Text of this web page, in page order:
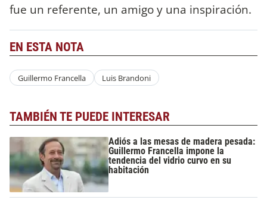
fue un referente, un amigo y una inspiración.
EN ESTA NOTA
Guillermo Francella Luis Brandoni
TAMBIÉN TE PUEDE INTERESAR
Adiós a las mesas de madera pesada:
Guillermo Francella impone la
tendencia del vidrio curvo en su
habitación